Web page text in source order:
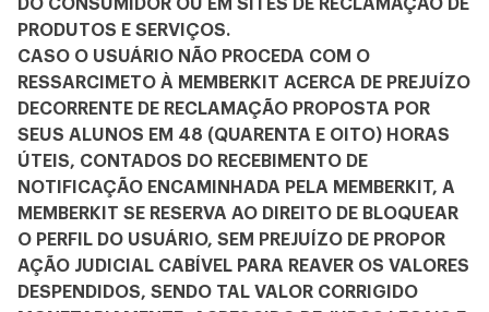
DO CONSUMIDOR OU EM SITES DE RECLAMAÇÃO DE
PRODUTOS E SERVIÇOS.
CASO O USUÁRIO NÃO PROCEDA COM O
RESSARCIMETO À MEMBERKIT ACERCA DE PREJUÍZO
DECORRENTE DE RECLAMAÇÃO PROPOSTA POR
SEUS ALUNOS EM 48 (QUARENTA E OITO) HORAS
ÚTEIS, CONTADOS DO RECEBIMENTO DE
NOTIFICAÇÃO ENCAMINHADA PELA MEMBERKIT, A
MEMBERKIT SE RESERVA AO DIREITO DE BLOQUEAR
O PERFIL DO USUÁRIO, SEM PREJUÍZO DE PROPOR
AÇÃO JUDICIAL CABÍVEL PARA REAVER OS VALORES
DESPENDIDOS, SENDO TAL VALOR CORRIGIDO